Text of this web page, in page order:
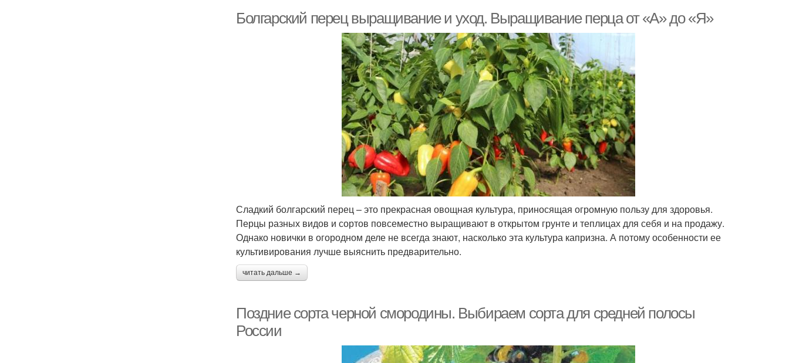
Болгарский перец выращивание и уход. Выращивание перца от «А» до «Я»
Сладкий болгарский перец – это прекрасная овощная культура, приносящая огромную пользу для здоровья.
Перцы разных видов и сортов повсеместно выращивают в открытом грунте и теплицах для себя и на продажу.
Однако новички в огородном деле не всегда знают, насколько эта культура капризна. А потому особенности ее
культивирования лучше выяснить предварительно.
читать дальше →
Поздние сорта черной смородины. Выбираем сорта для средней полосы
России